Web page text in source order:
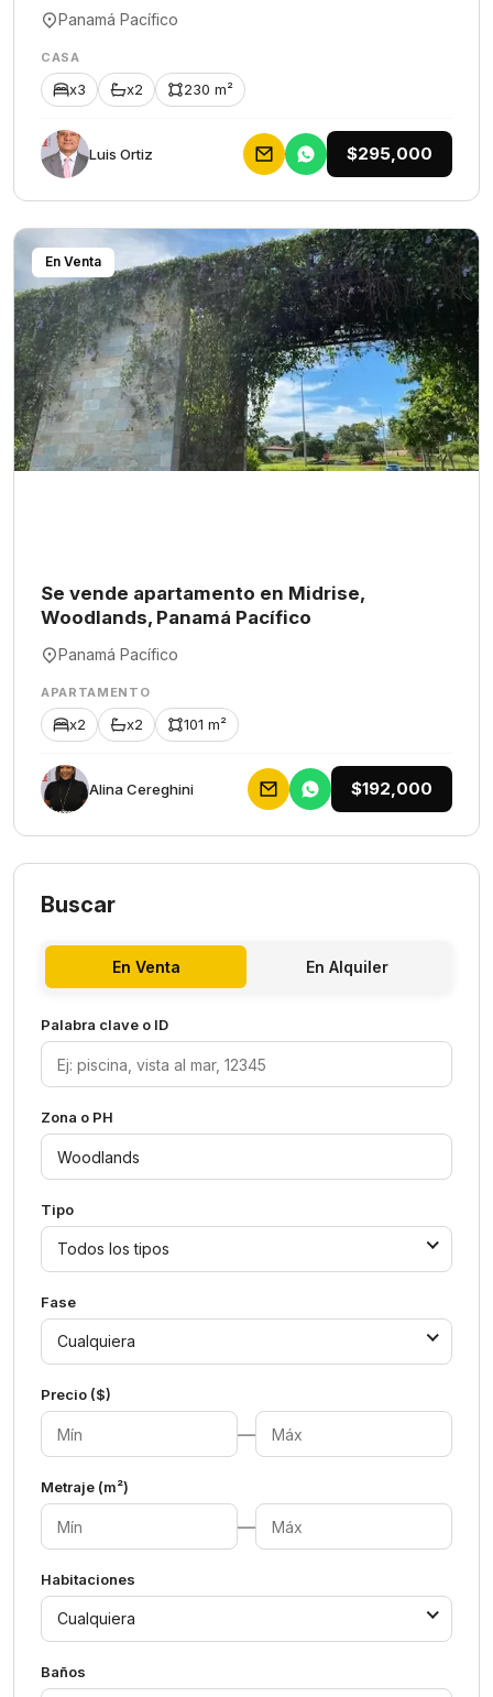
Panamá Pacífico
CASA
x3 x2 230 m²
Luis Ortiz $295,000
En Venta
Se vende apartamento en Midrise,
Woodlands, Panamá Pacífico
Panamá Pacífico
APARTAMENTO
x2 x2 101 m²
Alina Cereghini $192,000
Buscar
En Venta En Alquiler
Palabra clave o ID
Zona o PH
Tipo
Todos los tipos
Fase
Cualquiera
Precio ($)
—
Metraje (m²)
—
Habitaciones
Cualquiera
Baños